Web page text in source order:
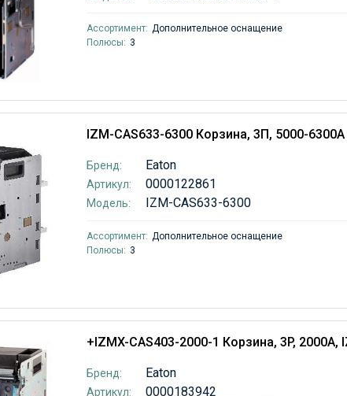
Ассортимент: Дополнительное оснащение
Полюсы: 3
IZM-CAS633-6300 Корзина, 3П, 5000-
Бренд: Eaton
Артикул: 0000122861
Модель: IZM-CAS633-6300
Ассортимент: Дополнительное оснащение
Полюсы: 3
+IZMX-CAS403-2000-1 Корзина, 3P, 2000А,
Бренд: Eaton
Артикул: 0000183942